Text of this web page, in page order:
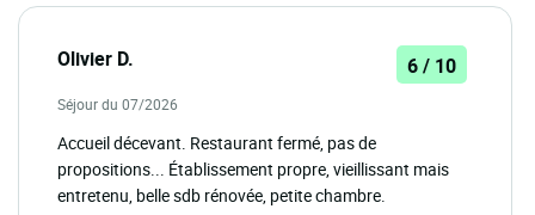
Olivier D. 6 / 10
Séjour du 07/2026
Accueil décevant. Restaurant fermé, pas de
propositions... Établissement propre, vieillissant mais
entretenu, belle sdb rénovée, petite chambre.